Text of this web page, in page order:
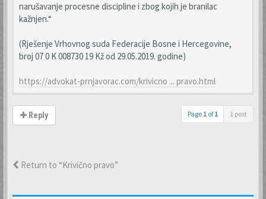
narušavanje procesne discipline i zbog kojih je branilac
kažnjen.“
(Rješenje Vrhovnog suda Federacije Bosne i Hercegovine,
broj 07 0 K 008730 19 Kž od 29.05.2019. godine)
https://advokat-prnjavorac.com/krivicno ... pravo.html
Reply Page 1 of1 1 post
Return to “Krivično pravo”